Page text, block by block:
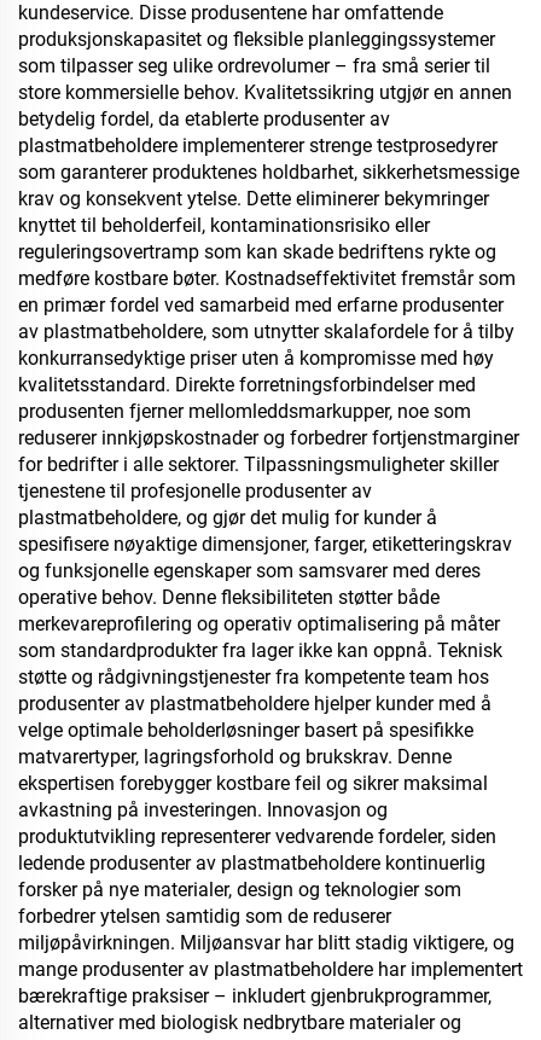
kundeservice. Disse produsentene har omfattende
produksjonskapasitet og fleksible planleggingssystemer
som tilpasser seg ulike ordrevolumer – fra små serier til
store kommersielle behov. Kvalitetssikring utgjør en annen
betydelig fordel, da etablerte produsenter av
plastmatbeholdere implementerer strenge testprosedyrer
som garanterer produktenes holdbarhet, sikkerhetsmessige
krav og konsekvent ytelse. Dette eliminerer bekymringer
knyttet til beholderfeil, kontaminationsrisiko eller
reguleringsovertramp som kan skade bedriftens rykte og
medføre kostbare bøter. Kostnadseffektivitet fremstår som
en primær fordel ved samarbeid med erfarne produsenter
av plastmatbeholdere, som utnytter skalafordele for å tilby
konkurransedyktige priser uten å kompromisse med høy
kvalitetsstandard. Direkte forretningsforbindelser med
produsenten fjerner mellomleddsmarkupper, noe som
reduserer innkjøpskostnader og forbedrer fortjenstmarginer
for bedrifter i alle sektorer. Tilpassningsmuligheter skiller
tjenestene til profesjonelle produsenter av
plastmatbeholdere, og gjør det mulig for kunder å
spesifisere nøyaktige dimensjoner, farger, etiketteringskrav
og funksjonelle egenskaper som samsvarer med deres
operative behov. Denne fleksibiliteten støtter både
merkevareprofilering og operativ optimalisering på måter
som standardprodukter fra lager ikke kan oppnå. Teknisk
støtte og rådgivningstjenester fra kompetente team hos
produsenter av plastmatbeholdere hjelper kunder med å
velge optimale beholderløsninger basert på spesifikke
matvarertyper, lagringsforhold og brukskrav. Denne
ekspertisen forebygger kostbare feil og sikrer maksimal
avkastning på investeringen. Innovasjon og
produktutvikling representerer vedvarende fordeler, siden
ledende produsenter av plastmatbeholdere kontinuerlig
forsker på nye materialer, design og teknologier som
forbedrer ytelsen samtidig som de reduserer
miljøpåvirkningen. Miljøansvar har blitt stadig viktigere, og
mange produsenter av plastmatbeholdere har implementert
bærekraftige praksiser – inkludert gjenbrukprogrammer,
alternativer med biologisk nedbrytbare materialer og